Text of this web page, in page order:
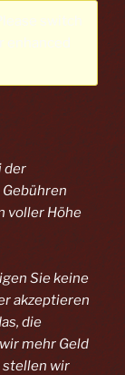
switch
enhanced
der
voller Höhe
Sie keine
akzeptieren
die
mehr Geld
stellen wir